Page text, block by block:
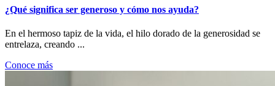
¿Qué significa ser generoso y cómo nos ayuda?
En el hermoso tapiz de la vida, el hilo dorado de la generosidad se
entrelaza, creando ...
Conoce más